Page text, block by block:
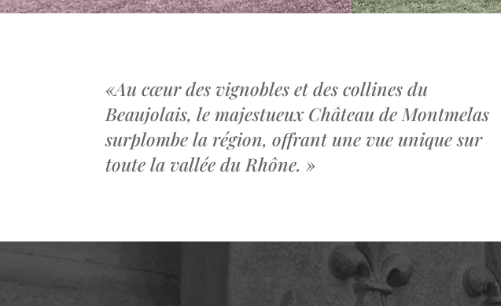
«Au cœur des vignobles et des collines du
Beaujolais, le majestueux Château de Montmelas
surplombe la région, offrant une vue unique sur
toute la vallée du Rhône. »